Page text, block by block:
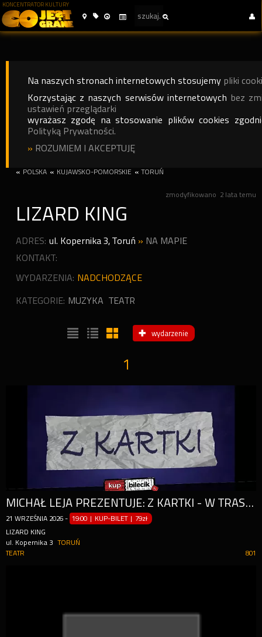
KONCENTRATOR KULTURY
Na naszych stronach internetowych stosujemy pliki
Korzystając z naszych serwisów internetowych bez
ustawień przeglądarki
wyrażasz zgodę na stosowanie plików cookies
Polityką Prywatności.
» ROZUMIEM I AKCEPTUJĘ
« POLSKA « KUJAWSKO-POMORSKIE « TORUŃ
zmodyfikowano 2 lata temu
LIZARD KING
ADRES: ul. Kopernika 3,Toruń » NA MAPIE
KONTAKT:
WYDARZENIA: NADCHODZĄCE
KATEGORIE: MUZYKA TEATR
wydarzenie
1
MICHAŁ LEJA PREZENTUJE: Z KARTKI - W TRASIE: TORUŃ
21 WRZEŚNIA 2026 - 19:00 | KUP-BILET | 79zł
LIZARD KING
ul. Kopernika 3
TORUŃ
801
TEATR